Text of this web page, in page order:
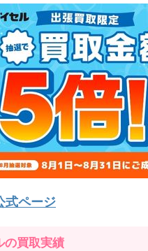
式ページ
の買取実績